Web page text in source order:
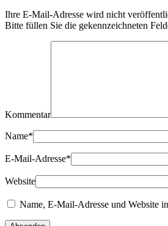
Ihre E-Mail-Adresse wird nicht
Bitte füllen Sie die gekennzeichneten
Kommentar
Name*
E-Mail-Adresse*
Website
Name, E-Mail-Adresse und Website